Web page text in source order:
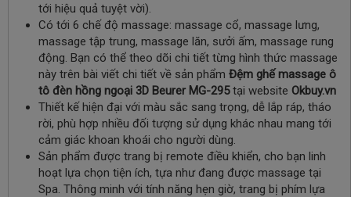
tới hiệu quả tuyệt vời).
Có tới 6 chế độ massage: massage cổ, massage lưng,
massage tập trung, massage lăn, sưởi ấm, massage rung
động. Bạn có thể theo dõi chi tiết từng hình thức massage
này trên bài viết chi tiết về sản phẩm Đệm ghế massage ô
tô đèn hồng ngoại 3D Beurer MG-295tại website Okbuy.vn
Thiết kế hiện đại với màu sắc sang trọng, dễ lắp ráp, tháo
rời, phù hợp nhiều đối tượng sử dụng khác nhau mang tới
cảm giác khoan khoái cho người dùng.
Sản phẩm được trang bị remote điều khiển, cho bạn linh
hoạt lựa chọn tiện ích, tựa như đang được massage tại
Spa. Thông minh với tính năng hẹn giờ, trang bị phím lựa